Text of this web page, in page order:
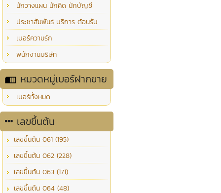
นักวางแผน นักคิด นักบัญชี
ประชาสัมพันธ์ บริการ ต้อนรับ
เบอร์ความรัก
พนักงานบริษัท
หมวดหมู่เบอร์ฝากขาย
เบอร์ทั้งหมด
เลขขึ้นต้น
เลขขึ้นต้น 061 (195)
เลขขึ้นต้น 062 (228)
เลขขึ้นต้น 063 (171)
เลขขึ้นต้น 064 (48)